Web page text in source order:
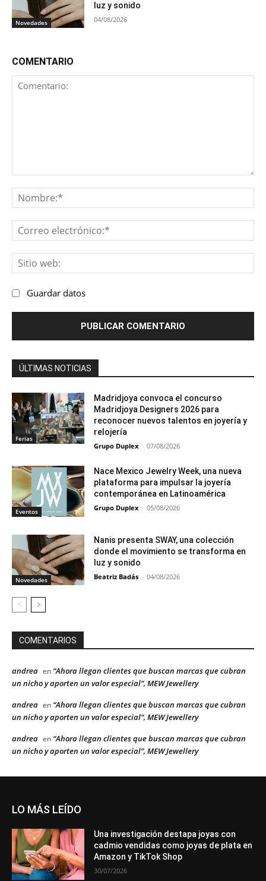
Novedades
luz y sonido
04/08/2026
COMENTARIO
Guardar datos
ÚLTIMAS NOTICIAS
Ferias
Madridjoya convoca el concurso
Madridjoya Designers 2026 para
reconocer nuevos talentos en joyería y
relojería
Grupo Duplex - 07/08/2026
Eventos
Nace Mexico Jewelry Week, una nueva
plataforma para impulsar la joyería
contemporánea en Latinoamérica
Grupo Duplex - 05/08/2026
Novedades
Nanis presenta SWAY, una colección
donde el movimiento se transforma en
luz y sonido
Beatriz Badás - 04/08/2026
COMENTARIOS
andrea en “Ahora llegan clientes que buscan marcas que cubran
un nicho y aporten un valor especial”, MEW Jewellery
andrea en “Ahora llegan clientes que buscan marcas que cubran
un nicho y aporten un valor especial”, MEW Jewellery
andrea en “Ahora llegan clientes que buscan marcas que cubran
un nicho y aporten un valor especial”, MEW Jewellery
LO MÁS LEÍDO
Una investigación destapa joyas con
cadmio vendidas como joyas de plata en
Amazon y TikTok Shop
30/07/2026